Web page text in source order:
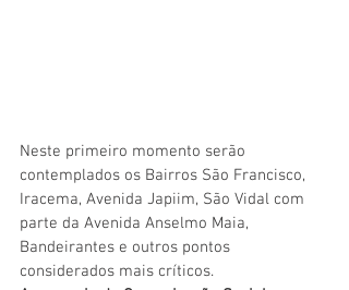
Neste primeiro momento serão
contemplados os Bairros São Francisco,
Iracema, Avenida Japiim, São Vidal com
parte da Avenida Anselmo Maia,
Bandeirantes e outros pontos
considerados mais críticos.